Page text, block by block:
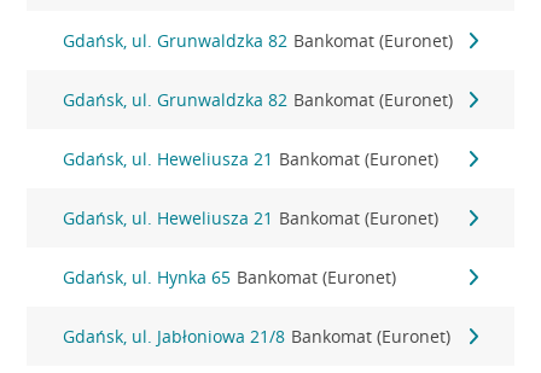
Gdańsk, ul. Grunwaldzka 82 Bankomat (Euronet)
Gdańsk, ul. Grunwaldzka 82 Bankomat (Euronet)
Gdańsk, ul. Heweliusza 21 Bankomat (Euronet)
Gdańsk, ul. Heweliusza 21 Bankomat (Euronet)
Gdańsk, ul. Hynka 65 Bankomat (Euronet)
Gdańsk, ul. Jabłoniowa 21/8 Bankomat (Euronet)